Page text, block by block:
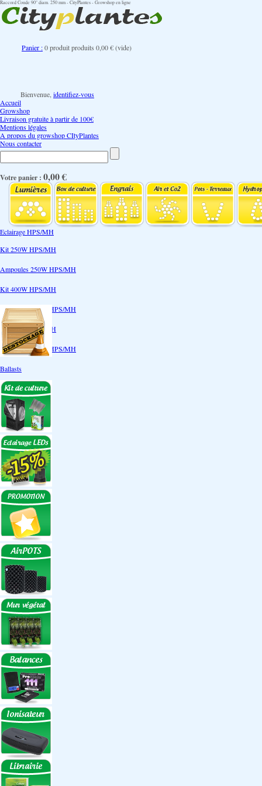
Raccord Coude 90° diam. 250 mm - CityPlantes - Growshop en ligne
Panier :0produitproduits 0,00 €(vide)
Bienvenue, identifiez-vous
Accueil
Growshop
Livraison gratuite à partir de 100€
Mentions légales
A propos du growshop CItyPlantes
Nous contacter
Votre panier : 0,00 €
Eclairage HPS/MH
Kit 250W HPS/MH
Ampoules 250W HPS/MH
Kit 400W HPS/MH
Ampoules 400W HPS/MH
Kit 600W HPS/MH
Ampoules 600W HPS/MH
Ballasts
Réflecteurs
CoolTube
Accessoires
Eclairages LEDs
Eclairages ECO
Kits ECO
Ampoules ECO
Réflecteurs ECO
Réflecteurs
Accessoires
Box Discount
Box par marque
Hortibox
Homebox
Dark Room II
GrowLab
Box par taille
Box 40 cm
Box 60 cm
Box 80-90 cm
Box 120 cm
Autres tailles Box